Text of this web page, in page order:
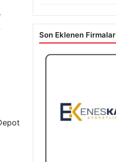
Son Eklenen Firmalar